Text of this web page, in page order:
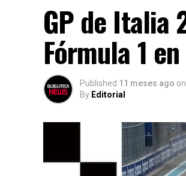
GP de Italia
Fórmula 1
Published 11 meses ago on
By Editorial